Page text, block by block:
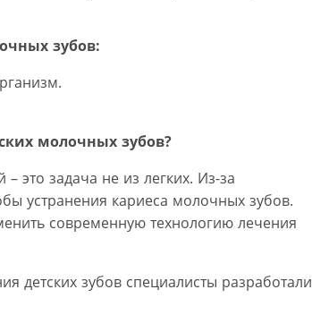
зубов:
молочных зубов?
это задача не из легких. Из-за
устранения кариеса молочных зубов.
современную технологию лечения
детских зубов специалисты разработали